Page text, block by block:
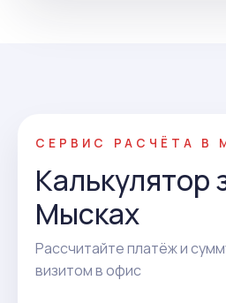
СЕРВИС РАСЧЁТА В
Калькулятор
Мысках
Рассчитайте платёж и
визитом в офис